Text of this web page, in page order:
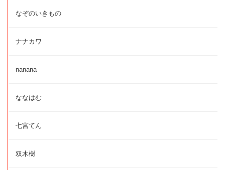
なぞのいきもの
ナナカワ
nanana
ななはむ
七宮てん
双木樹